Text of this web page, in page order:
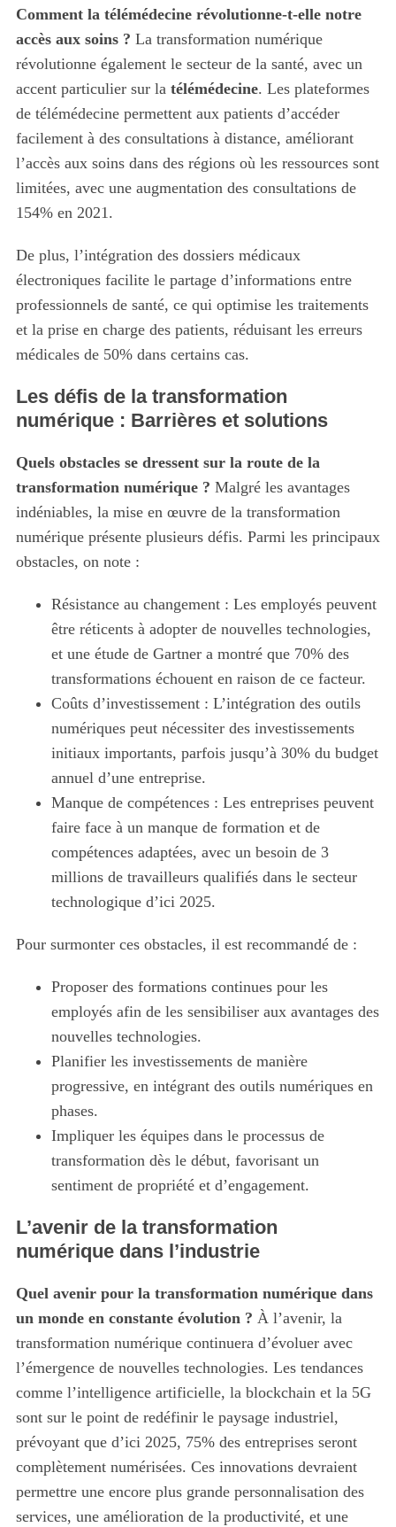
Comment la télémédecine révolutionne-t-elle notre
accès aux soins ? La transformation numérique
révolutionne également le secteur de la santé, avec un
accent particulier sur la télémédecine. Les plateformes
de télémédecine permettent aux patients d’accéder
facilement à des consultations à distance, améliorant
l’accès aux soins dans des régions où les ressources sont
limitées, avec une augmentation des consultations de
154% en 2021.
De plus, l’intégration des dossiers médicaux
électroniques facilite le partage d’informations entre
professionnels de santé, ce qui optimise les traitements
et la prise en charge des patients, réduisant les erreurs
médicales de 50% dans certains cas.
Les défis de la transformation
numérique : Barrières et solutions
Quels obstacles se dressent sur la route de la
transformation numérique ? Malgré les avantages
indéniables, la mise en œuvre de la transformation
numérique présente plusieurs défis. Parmi les principaux
obstacles, on note :
Résistance au changement : Les employés peuvent
être réticents à adopter de nouvelles technologies,
et une étude de Gartner a montré que 70% des
transformations échouent en raison de ce facteur.
Coûts d’investissement : L’intégration des outils
numériques peut nécessiter des investissements
initiaux importants, parfois jusqu’à 30% du budget
annuel d’une entreprise.
Manque de compétences : Les entreprises peuvent
faire face à un manque de formation et de
compétences adaptées, avec un besoin de 3
millions de travailleurs qualifiés dans le secteur
technologique d’ici 2025.
Pour surmonter ces obstacles, il est recommandé de :
Proposer des formations continues pour les
employés afin de les sensibiliser aux avantages des
nouvelles technologies.
Planifier les investissements de manière
progressive, en intégrant des outils numériques en
phases.
Impliquer les équipes dans le processus de
transformation dès le début, favorisant un
sentiment de propriété et d’engagement.
L’avenir de la transformation
numérique dans l’industrie
Quel avenir pour la transformation numérique dans
un monde en constante évolution ? À l’avenir, la
transformation numérique continuera d’évoluer avec
l’émergence de nouvelles technologies. Les tendances
comme l’intelligence artificielle, la blockchain et la 5G
sont sur le point de redéfinir le paysage industriel,
prévoyant que d’ici 2025, 75% des entreprises seront
complètement numérisées. Ces innovations devraient
permettre une encore plus grande personnalisation des
services, une amélioration de la productivité, et une